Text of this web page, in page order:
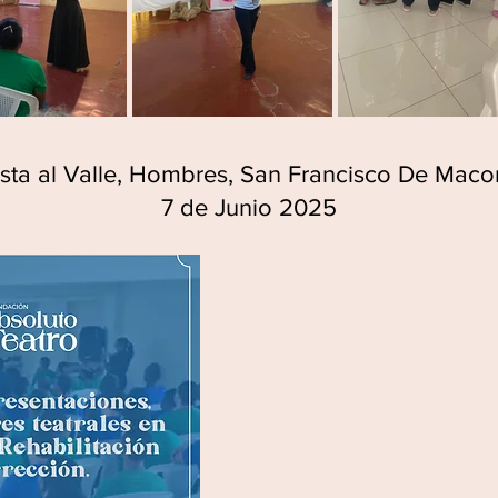
al Valle, Hombres, San Francisco De
7 de Junio 2025